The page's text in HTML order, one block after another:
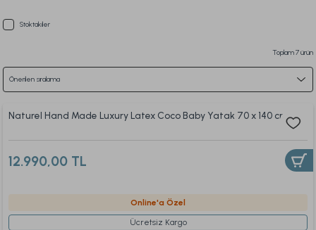
Stoktakiler
Toplam 7 ürün
Naturel Hand Made Luxury Latex Coco Baby Yatak 70 x 140 cm
12.990,00 TL
Online'a Özel
Ücretsiz Kargo